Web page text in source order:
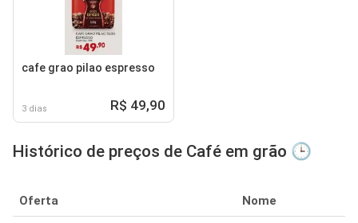
cafe grao pilao espresso
3 dias R$ 49,90
Histórico de preços de Café em grão 🕒
Oferta Nome